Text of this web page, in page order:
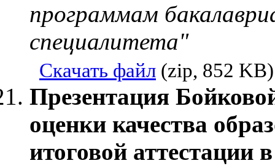
программам
специалитета"
Скачать файл (zip, 852 KB)
Презентация
оценки качества
итоговой аттестации